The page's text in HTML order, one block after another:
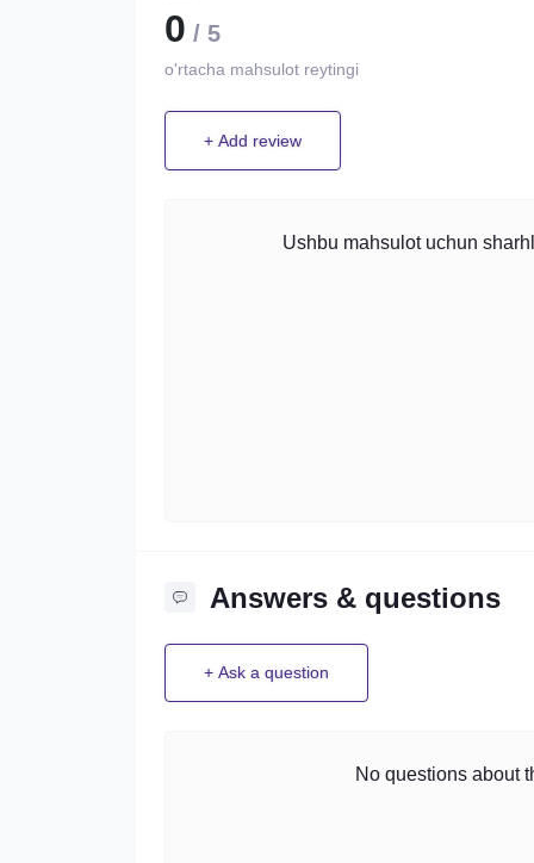
0 / 5
o'rtacha mahsulot reytingi
+ Add review
Ushbu mahsulot uchun
Answers & questions
+ Ask a question
No questions about